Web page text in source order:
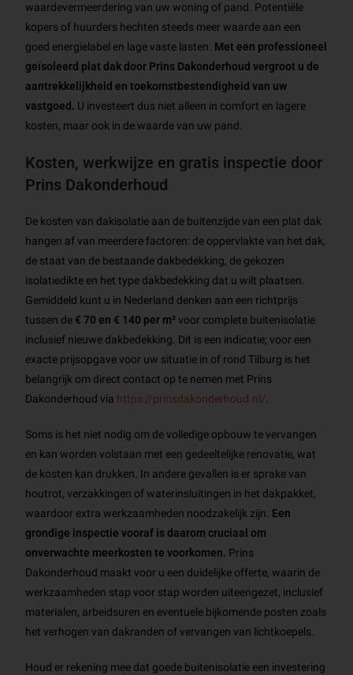
waardevermeerdering van uw woning of pand. Potentiële
kopers of huurders hechten steeds meer waarde aan een
goed energielabel en lage vaste lasten. Met een professioneel
geïsoleerd plat dak door Prins Dakonderhoud vergroot u de
aantrekkelijkheid en toekomstbestendigheid van uw
vastgoed. U investeert dus niet alleen in comfort en lagere
kosten, maar ook in de waarde van uw pand.
Kosten, werkwijze en gratis inspectie door
Prins Dakonderhoud
De kosten van dakisolatie aan de buitenzijde van een plat dak
hangen af van meerdere factoren: de oppervlakte van het dak,
de staat van de bestaande dakbedekking, de gekozen
isolatiedikte en het type dakbedekking dat u wilt plaatsen.
Gemiddeld kunt u in Nederland denken aan een richtprijs
tussen de € 70 en € 140 per m² voor complete buitenisolatie
inclusief nieuwe dakbedekking. Dit is een indicatie; voor een
exacte prijsopgave voor uw situatie in of rond Tilburg is het
belangrijk om direct contact op te nemen met Prins
Dakonderhoud via https://prinsdakonderhoud.nl/.
Soms is het niet nodig om de volledige opbouw te vervangen
en kan worden volstaan met een gedeeltelijke renovatie, wat
de kosten kan drukken. In andere gevallen is er sprake van
houtrot, verzakkingen of waterinsluitingen in het dakpakket,
waardoor extra werkzaamheden noodzakelijk zijn. Een
grondige inspectie vooraf is daarom cruciaal om
onverwachte meerkosten te voorkomen. Prins
Dakonderhoud maakt voor u een duidelijke offerte, waarin de
werkzaamheden stap voor stap worden uiteengezet, inclusief
materialen, arbeidsuren en eventuele bijkomende posten zoals
het verhogen van dakranden of vervangen van lichtkoepels.
Houd er rekening mee dat goede buitenisolatie een investering